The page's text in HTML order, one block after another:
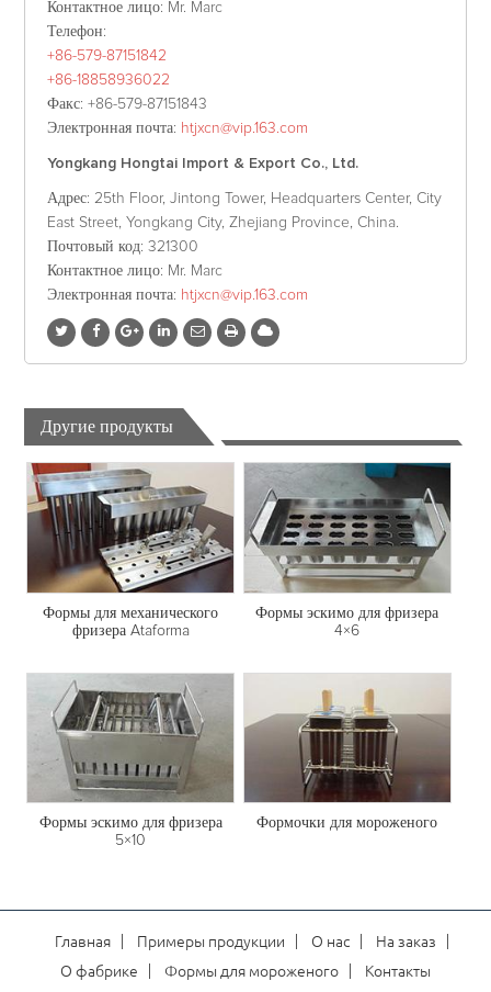
Контактное лицо: Mr. Marc
Телефон:
+86-579-87151842
+86-18858936022
Факс: +86-579-87151843
Электронная почта: htjxcn@vip.163.com
Yongkang Hongtai Import & Export Co., Ltd.
Адрес: 25th Floor, Jintong Tower, Headquarters Center, City
East Street, Yongkang City, Zhejiang Province, China.
Почтовый код: 321300
Контактное лицо: Mr. Marc
Электронная почта: htjxcn@vip.163.com
Другие продукты
Формы для механического
фризера Ataforma
Формы эскимо для фризера
4×6
Формы эскимо для фризера
5×10
Формочки для мороженого
Главная Примеры продукции О нас
На заказ
О фабрике
Формы для мороженого Контакты